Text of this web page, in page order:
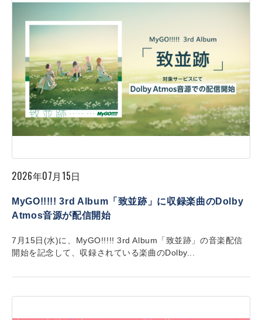
2026年07月15日
MyGO!!!!! 3rd Album「致並跡」に収録楽曲のDolby
Atmos音源が配信開始
7月15日(水)に、MyGO!!!!! 3rd Album「致並跡」の音楽配信
開始を記念して、収録されている楽曲のDolby...